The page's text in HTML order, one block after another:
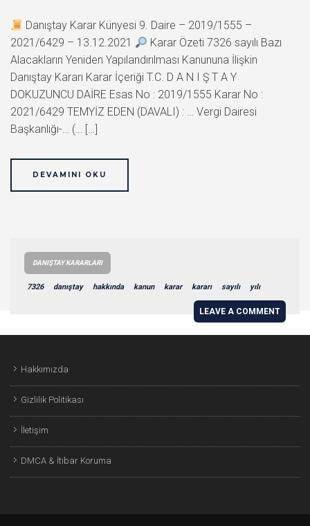
Danıştay Karar Künyesi 9. Daire – 2019/1555 –
2021/6429 – 13.12.2021
Karar Özeti 7326 sayılı Bazı
Alacakların Yeniden Yapılandırılması Kanununa İlişkin
Danıştay Kararı Karar İçeriği T.C. D A N I Ş T A Y
DOKUZUNCU DAİRE Esas No : 2019/1555 Karar No :
2021/6429 TEMYİZ EDEN (DAVALI) : … Vergi Dairesi
Başkanlığı-… (… […]
DEVAMINI OKU
DANIŞTAY KARARLARI
7326 danıştay hakkında kanun karar kararı sayılı yılı
LEAVE A COMMENT
Hakkımızda
Gizlilik Politikası
İletişim
DMCA & İtibar Koruma